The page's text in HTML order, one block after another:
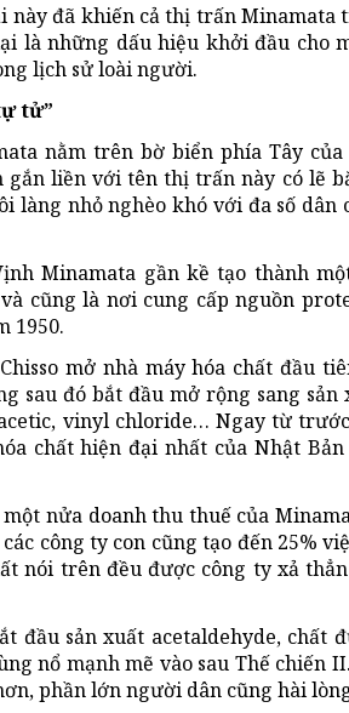
này đã khiến cả thị trấn Minamata
là những dấu hiệu khởi đầu cho
lịch sử loài người.
tử”
nằm trên bờ biển phía Tây của
gắn liền với tên thị trấn này có lẽ
làng nhỏ nghèo khó với đa số
Minamata gần kề tạo thành
cũng là nơi cung cấp nguồn
1950.
mở nhà máy hóa chất đầu
sau đó bắt đầu mở rộng sang
vinyl chloride… Ngay từ
chất hiện đại nhất của Nhật
nửa doanh thu thuế của
các công ty con cũng tạo đến 25%
nói trên đều được công ty xả
đầu sản xuất acetaldehyde,
nổ mạnh mẽ vào sau Thế chiến
phần lớn người dân cũng hài